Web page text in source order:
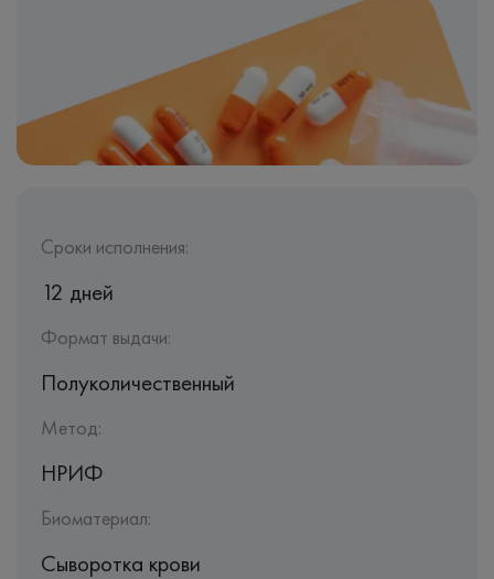
Сроки исполнения:
12 дней
Формат выдачи:
Полуколичественный
Метод:
НРИФ
Биоматериал:
Сыворотка крови